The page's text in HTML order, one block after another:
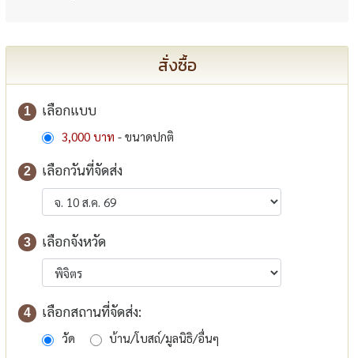
สั่งซื้อ
1 เลือกแบบ
3,000 บาท - ขนาดปกติ
2 เลือกวันที่จัดส่ง
3 เลือกจังหวัด
4 เลือกสถานที่จัดส่ง:
วัด
บ้าน/โบสถ์/มูลนิธิ/อื่นๆ